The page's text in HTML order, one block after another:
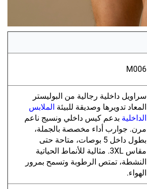
M006
سراويل داخلية رجالية من البوليستر
المعاد تدويرها وصديقة للبيئة الملابس
الداخلية بدعم كيس داخلي ونسيج ناعم
مرن. جوارب أداء مخصصة بالجملة،
بطول داخل 5 بوصات، متاحة حتى
مقاس 3XL. مثالية للأنماط الحياتية
النشطة، تمتص الرطوبة وتسمح بمرور
الهواء.